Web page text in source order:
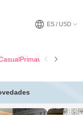
ES / USD
Verano